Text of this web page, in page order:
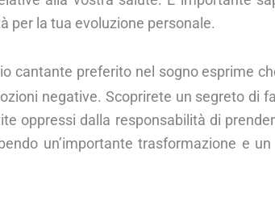
per la tua evoluzione personale.
cantante preferito nel sogno esprime
negative. Scoprirete un segreto di
oppressi dalla responsabilità di
un’importante trasformazione e